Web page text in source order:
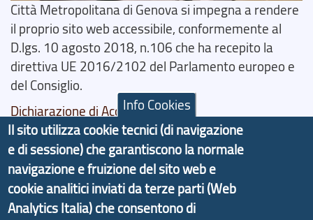
Città Metropolitana di Genova si impegna a rendere
il proprio sito web accessibile, conformemente al
D.lgs. 10 agosto 2018, n.106 che ha recepito la
direttiva UE 2016/2102 del Parlamento europeo e
del Consiglio.
Dichiarazione di Accessibilità
Il progetto Aree Interne
Info Cookies
Il sito utilizza cookie tecnici (di navigazione
e di sessione) che garantiscono la normale
navigazione e fruizione del sito web e
cookie analitici inviati da terze parti (Web
Analytics Italia) che consentono di